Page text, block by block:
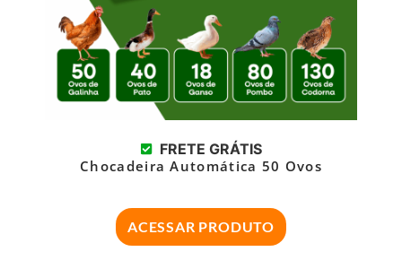
FRETE GRÁTIS
Chocadeira Automática 50 Ovos
ACESSAR PRODUTO